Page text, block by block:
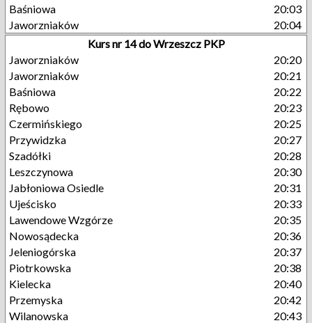
Baśniowa
20:03
Jaworzniaków
20:04
Kurs nr 14 do Wrzeszcz PKP
Jaworzniaków
20:20
Jaworzniaków
20:21
Baśniowa
20:22
Rębowo
20:23
Czermińskiego
20:25
Przywidzka
20:27
Szadółki
20:28
Leszczynowa
20:30
Jabłoniowa Osiedle
20:31
Ujeścisko
20:33
Lawendowe Wzgórze
20:35
Nowosądecka
20:36
Jeleniogórska
20:37
Piotrkowska
20:38
Kielecka
20:40
Przemyska
20:42
Wilanowska
20:43